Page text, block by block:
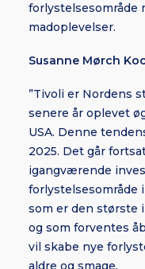
forlystelsesområde
madoplevelser.
Susanne Mørch
”Tivoli er Nordens
senere år oplevet
USA. Denne
2025. Det går
igangværende
forlystelsesområde
som er den største
og som forventes
vil skabe nye
aldre og smage.